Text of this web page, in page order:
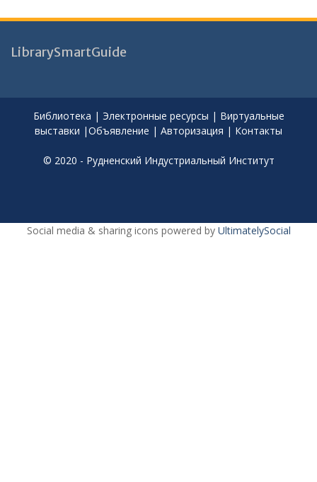
LibrarySmartGuide
Библиотека | Электронные ресурсы | Виртуальные
выставки |Объявление | Авторизация | Контакты
© 2020 - Рудненский Индустриальный Институт
Social media & sharing icons powered by UltimatelySocial